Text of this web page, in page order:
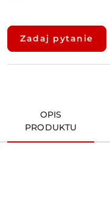
Dostępność
dostawa
Zadaj pytanie
OPIS
PRODUKTU